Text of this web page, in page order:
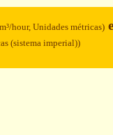
hour, Unidades métricas)
(sistema imperial))